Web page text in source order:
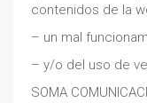
contenidos de la
– un mal
– y/o del uso de
SOMA